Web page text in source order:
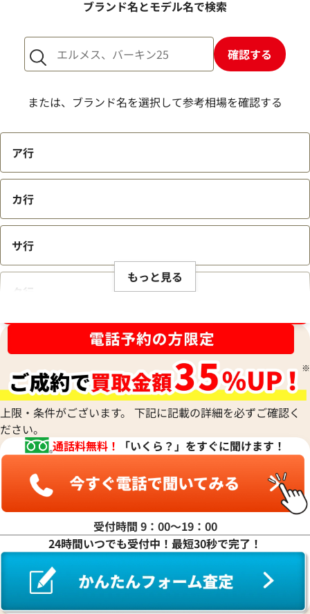
1点からでも査定できますか？
ブランド名とモデル名で検索
確認する
または、ブランド名を選択して参考相場を確認する
ア行
カ行
サ行
タ行
ハ行
マ行
ヤ行
ワ行
もっと見る
上限・条件がございます。 下記に記載の詳細を必ずご確認く
ださい。
通話料無料！
「いくら？」をすぐに聞けます！
受付時間 9：00〜19：00
24時間いつでも受付中！最短30秒で完了！